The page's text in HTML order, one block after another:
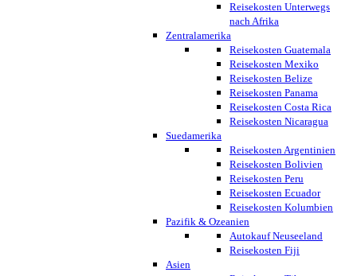
Reisekosten Unterwegs
nach Afrika
Zentralamerika
Reisekosten Guatemala
Reisekosten Mexiko
Reisekosten Belize
Reisekosten Panama
Reisekosten Costa Rica
Reisekosten Nicaragua
Suedamerika
Reisekosten Argentinien
Reisekosten Bolivien
Reisekosten Peru
Reisekosten Ecuador
Reisekosten Kolumbien
Pazifik & Ozeanien
Autokauf Neuseeland
Reisekosten Fiji
Asien